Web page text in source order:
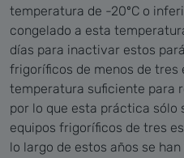
temperatura de -20ºC o
congelado a esta
días para inactivar estos
frigoríficos de menos de tres
temperatura suficiente para
por lo que esta práctica sólo
equipos frigoríficos de tres
lo largo de estos años se